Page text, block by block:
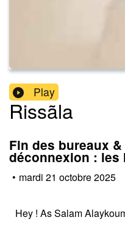
Play
Rissãla
Fin des bureaux
déconnexion : les
• mardi 21 octobre 2025
Hey ! As Salam